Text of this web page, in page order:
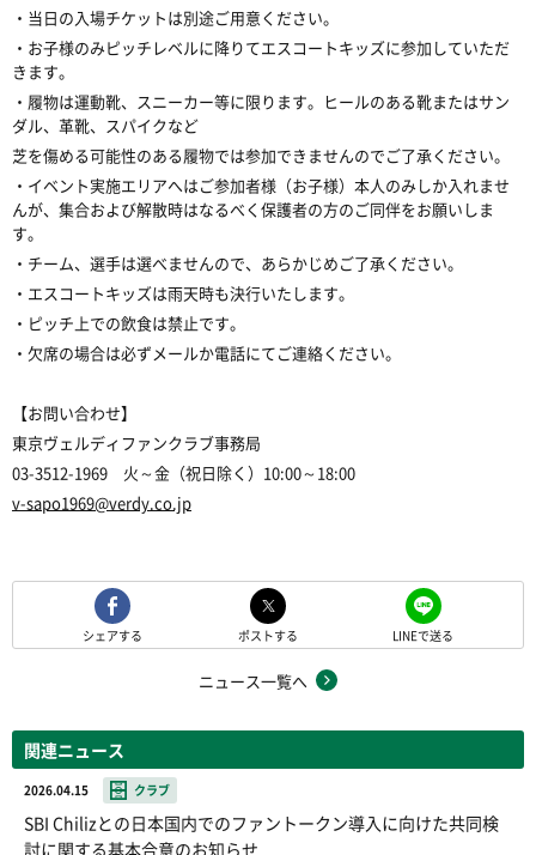
・当日の入場チケットは別途ご用意ください。
・お子様のみピッチレベルに降りてエスコートキッズに参加していただ
きます。
・履物は運動靴、スニーカー等に限ります。ヒールのある靴またはサン
ダル、革靴、スパイクなど
芝を傷める可能性のある履物では参加できませんのでご了承ください。
・イベント実施エリアへはご参加者様（お子様）本人のみしか入れませ
んが、集合および解散時はなるべく保護者の方のご同伴をお願いしま
す。
・チーム、選手は選べませんので、あらかじめご了承ください。
・エスコートキッズは雨天時も決行いたします。
・ピッチ上での飲食は禁止です。
・欠席の場合は必ずメールか電話にてご連絡ください。
【お問い合わせ】
東京ヴェルディファンクラブ事務局
03-3512-1969 火～金（祝日除く）10:00～18:00
v-sapo1969@verdy.co.jp
シェアする ポストする LINEで送る
ニュース一覧へ
関連ニュース
2026.04.15 クラブ
SBI Chilizとの日本国内でのファントークン導入に向けた共同検
討に関する基本合意のお知らせ